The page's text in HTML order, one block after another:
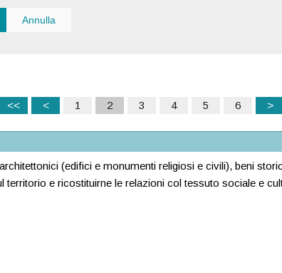
<< < 1 2 3 4 5 6 >
(edifici e monumenti religiosi e civili), beni
territorio e ricostituirne le relazioni col tessuto sociale e